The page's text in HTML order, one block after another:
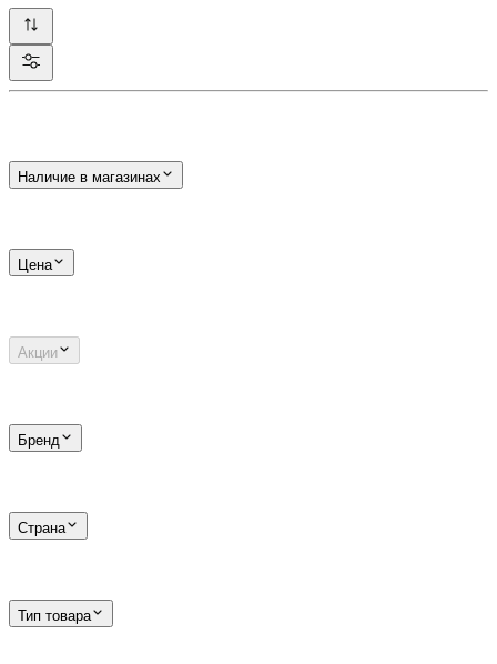
Наличие в магазинах
Цена
Акции
Бренд
Страна
Тип товара